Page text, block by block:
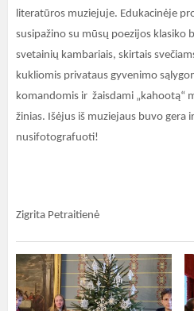
literatūros muziejuje. Edukacinėje
susipažino su mūsų poezijos klasiko
svetainių kambariais, skirtais
kukliomis privataus gyvenimo
komandomis ir žaisdami „kahootą“
žinias. Išėjus iš muziejaus buvo gera
nusifotografuoti!
Zigrita Petraitienė